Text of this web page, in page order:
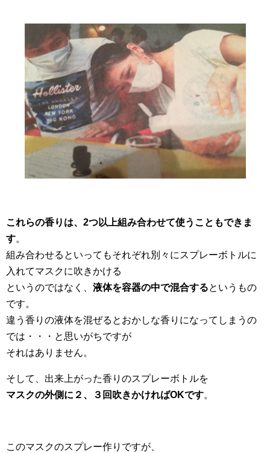
これらの香りは、2つ以上組み合わせて使うこともできま
す。
組み合わせるといってもそれぞれ別々にスプレーボトルに
入れてマスクに吹きかける
というのではなく、 液体を容器の中で混合するというもの
です。
違う香りの液体を混ぜるとおかしな香りになってしまうの
では・・・と思いがちですが
それはありません。
そして、出来上がった香りのスプレーボトルを
マスクの外側に２、３回吹きかければOKです。
このマスクのスプレー作りですが、